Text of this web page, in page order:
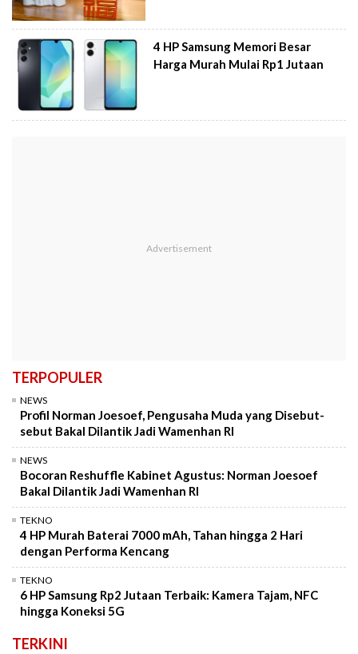
4 HP Samsung Memori Besar
Harga Murah Mulai Rp1 Jutaan
TERPOPULER
NEWS
Profil Norman Joesoef, Pengusaha Muda yang Disebut-
sebut Bakal Dilantik Jadi Wamenhan RI
NEWS
Bocoran Reshuffle Kabinet Agustus: Norman Joesoef
Bakal Dilantik Jadi Wamenhan RI
TEKNO
4 HP Murah Baterai 7000 mAh, Tahan hingga 2 Hari
dengan Performa Kencang
TEKNO
6 HP Samsung Rp2 Jutaan Terbaik: Kamera Tajam, NFC
hingga Koneksi 5G
TERKINI